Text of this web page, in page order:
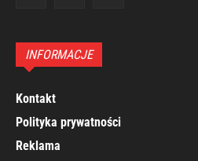
INFORMACJE
Kontakt
Polityka prywatności
Reklama